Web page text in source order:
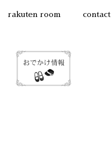
rakuten room contact